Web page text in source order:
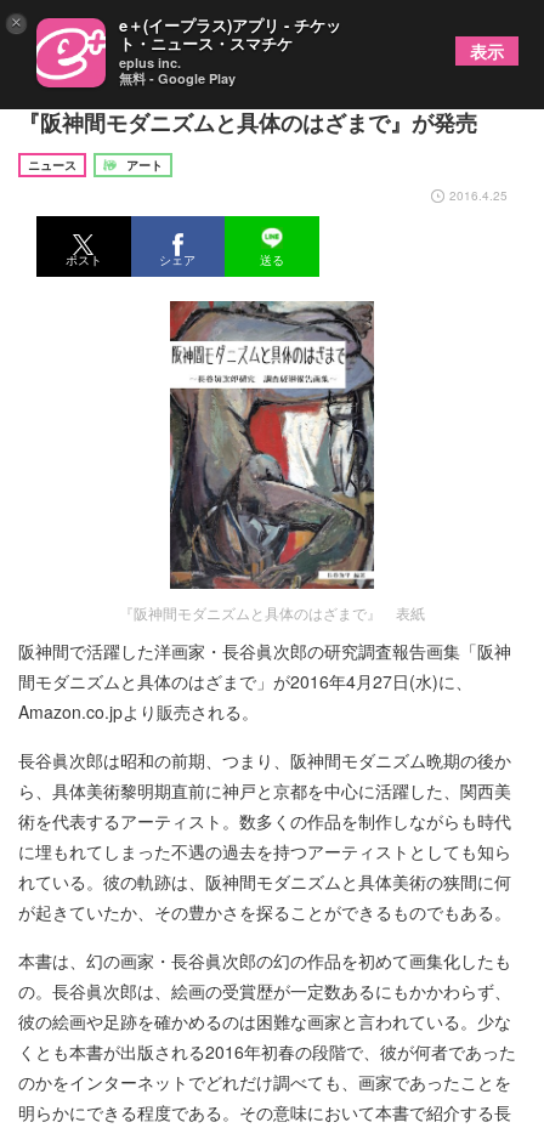
幻の洋画家・長谷眞次郎による作品群が初の画集化
『阪神間モダニズムと具体のはざまで』が発売
ニュース
アート
2016.4.25
ポスト シェア 送る
『阪神間モダニズムと具体のはざまで』 表紙
阪神間で活躍した洋画家・長谷眞次郎の研究調査報告画集「阪神
間モダニズムと具体のはざまで」が2016年4月27日(水)に、
Amazon.co.jpより販売される。
長谷眞次郎は昭和の前期、つまり、阪神間モダニズム晩期の後か
ら、具体美術黎明期直前に神戸と京都を中心に活躍した、関西美
術を代表するアーティスト。数多くの作品を制作しながらも時代
に埋もれてしまった不遇の過去を持つアーティストとしても知ら
れている。彼の軌跡は、阪神間モダニズムと具体美術の狭間に何
が起きていたか、その豊かさを探ることができるものでもある。
本書は、幻の画家・長谷眞次郎の幻の作品を初めて画集化したも
の。長谷眞次郎は、絵画の受賞歴が一定数あるにもかかわらず、
彼の絵画や足跡を確かめるのは困難な画家と言われている。少な
くとも本書が出版される2016年初春の段階で、彼が何者であった
のかをインターネットでどれだけ調べても、画家であったことを
明らかにできる程度である。その意味において本書で紹介する長
× e＋(イープラス)アプリ - チケッ
ト・ニュース・スマチケ
eplus inc.
無料 - Google Play
表示